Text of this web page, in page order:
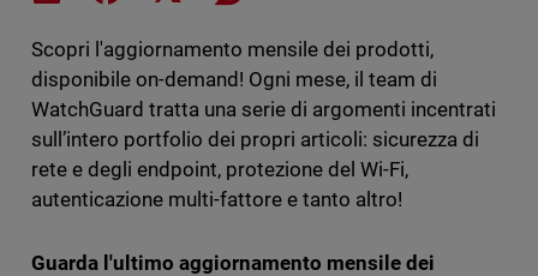
Scopri l'aggiornamento mensile dei prodotti,
disponibile on-demand! Ogni mese, il team di
WatchGuard tratta una serie di argomenti incentrati
sull’intero portfolio dei propri articoli: sicurezza di
rete e degli endpoint, protezione del Wi-Fi,
autenticazione multi-fattore e tanto altro!
Guarda l'ultimo aggiornamento mensile dei